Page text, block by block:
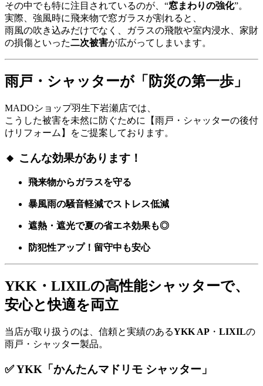
その中でも特に注目されているのが、“窓まわりの強化”。
実際、強風時に飛来物で窓ガラスが割れると、
雨風の吹き込みだけでなく、ガラスの飛散や室内浸水、家財
の損傷といった二次被害が広がってしまいます。
雨戸・シャッターが「防災の第一歩」
MADOショップ羽生下岩瀬店では、
こうした被害を未然に防ぐために【雨戸・シャッターの後付
けリフォーム】をご提案しております。
🔸 こんな効果があります！
飛来物からガラスを守る
暴風雨の騒音軽減でストレス低減
遮熱・遮光で夏の省エネ効果も◎
防犯性アップ！留守中も安心
YKK・LIXILの高性能シャッターで、
安心と快適を両立
当店が取り扱うのは、信頼と実績のあるYKK AP ・ LIXILの
雨戸・シャッター製品。
✅ YKK「かんたんマドリモ シャッター」